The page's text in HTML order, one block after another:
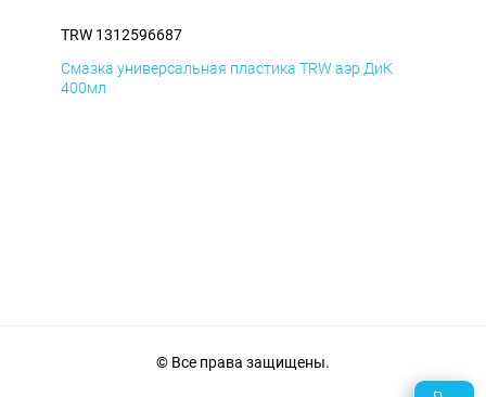
TRW 1312596687
Смазка универсальная пластика TRW аэр ДиК
400мл
© Все права защищены.